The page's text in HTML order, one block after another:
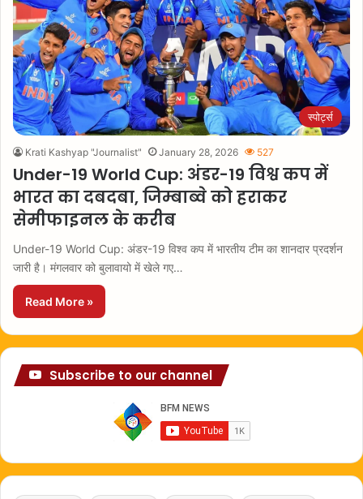
स्पोर्ट्स
Krati Kashyap "Journalist" January 28, 2026 527
Under-19 World Cup: अंडर-19 विश्व कप में
भारत का दबदबा, जिम्बाब्वे को हराकर
सेमीफाइनल के करीब
Under-19 World Cup: अंडर-19 विश्व कप में भारतीय टीम का शानदार प्रदर्शन
जारी है। मंगलवार को बुलावायो में खेले गए…
Read More »
Subscribe to our channel